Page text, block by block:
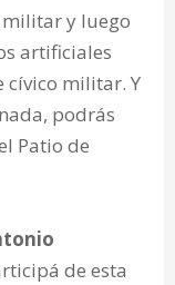
militar y luego
artificiales
cívico militar. Y
podrás
Patio de
de esta